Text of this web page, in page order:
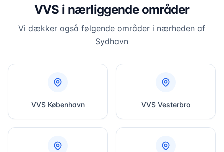
VVS i nærliggende områder
Vi dækker også følgende områder i nærheden af
Sydhavn
VVS København VVS Vesterbro